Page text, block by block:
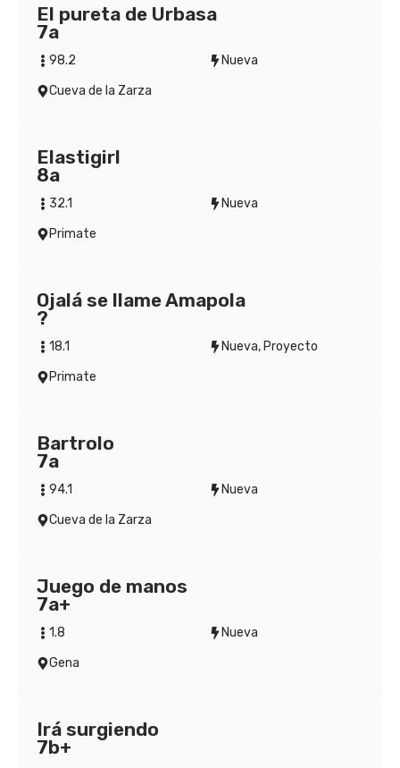
El pureta de Urbasa
7a
98.2
Nueva
Cueva de la Zarza
Elastigirl
8a
32.1
Nueva
Primate
Ojalá se llame Amapola
?
18.1 Nueva, Proyecto
Primate
Bartrolo
7a
94.1
Nueva
Cueva de la Zarza
Juego de manos
7a+
1.8
Nueva
Gena
Irá surgiendo
7b+